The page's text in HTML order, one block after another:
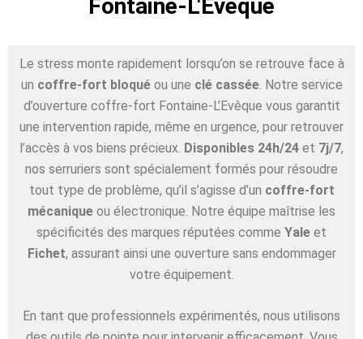
Fontaine-L'Evêque
Le stress monte rapidement lorsqu’on se retrouve face à
un coffre-fort bloquéou une clé cassée. Notre service
d’ouverture coffre-fort Fontaine-L’Evêque vous garantit
une intervention rapide, même en urgence, pour retrouver
l’accès à vos biens précieux. Disponibles 24h/24 et 7j/7,
nos serruriers sont spécialement formés pour résoudre
tout type de problème, qu’il s’agisse d’un coffre-fort
mécanique ou électronique. Notre équipe maîtrise les
spécificités des marques réputées comme Yale et
Fichet, assurant ainsi une ouverture sans endommager
votre équipement.
En tant que professionnels expérimentés, nous utilisons